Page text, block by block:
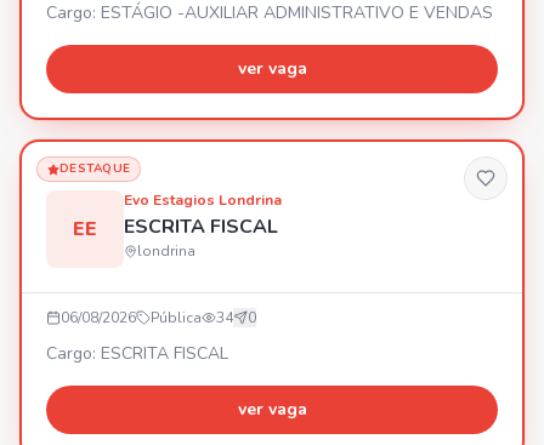
Cargo: ESTÁGIO -AUXILIAR ADMINISTRATIVO E VENDAS
ver vaga
DESTAQUE
EE
Evo Estagios Londrina
ESCRITA FISCAL
londrina
06/08/2026 Pública 34 0
Cargo: ESCRITA FISCAL
ver vaga